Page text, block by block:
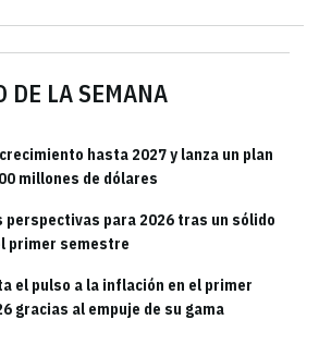
DE LA SEMANA
hasta 2027 y lanza un plan
millones de dólares
perspectivas para 2026 tras un sólido
primer semestre
el pulso a la inflación en el primer
gracias al empuje de su gama